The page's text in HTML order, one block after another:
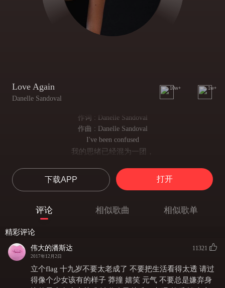
Love Again
Danelle Sandoval
10w+ 1w+
作词 : Danelle Sandoval
作曲 : Danelle Sandoval
I've been confused
我的思绪已经混为一团，
我不知道该做些什么，
我尝试着保持我们的爱毕竟我们一起经历那么多，
你可以说是我的错，
But believe me when I tell you this just know that I still care
当我告诉你这些的时候，我相信我依然在乎你。
About you
关于你，
下载APP 打开
评论 相似歌曲 相似歌单
精彩评论
伟大的潘斯达
2017年12月2日
11321
立个flag 十九岁不要太老成了 不要把生活看得太透 请过
得像个少女该有的样子 莽撞 嬉笑 元气 不要总是嫌弃身